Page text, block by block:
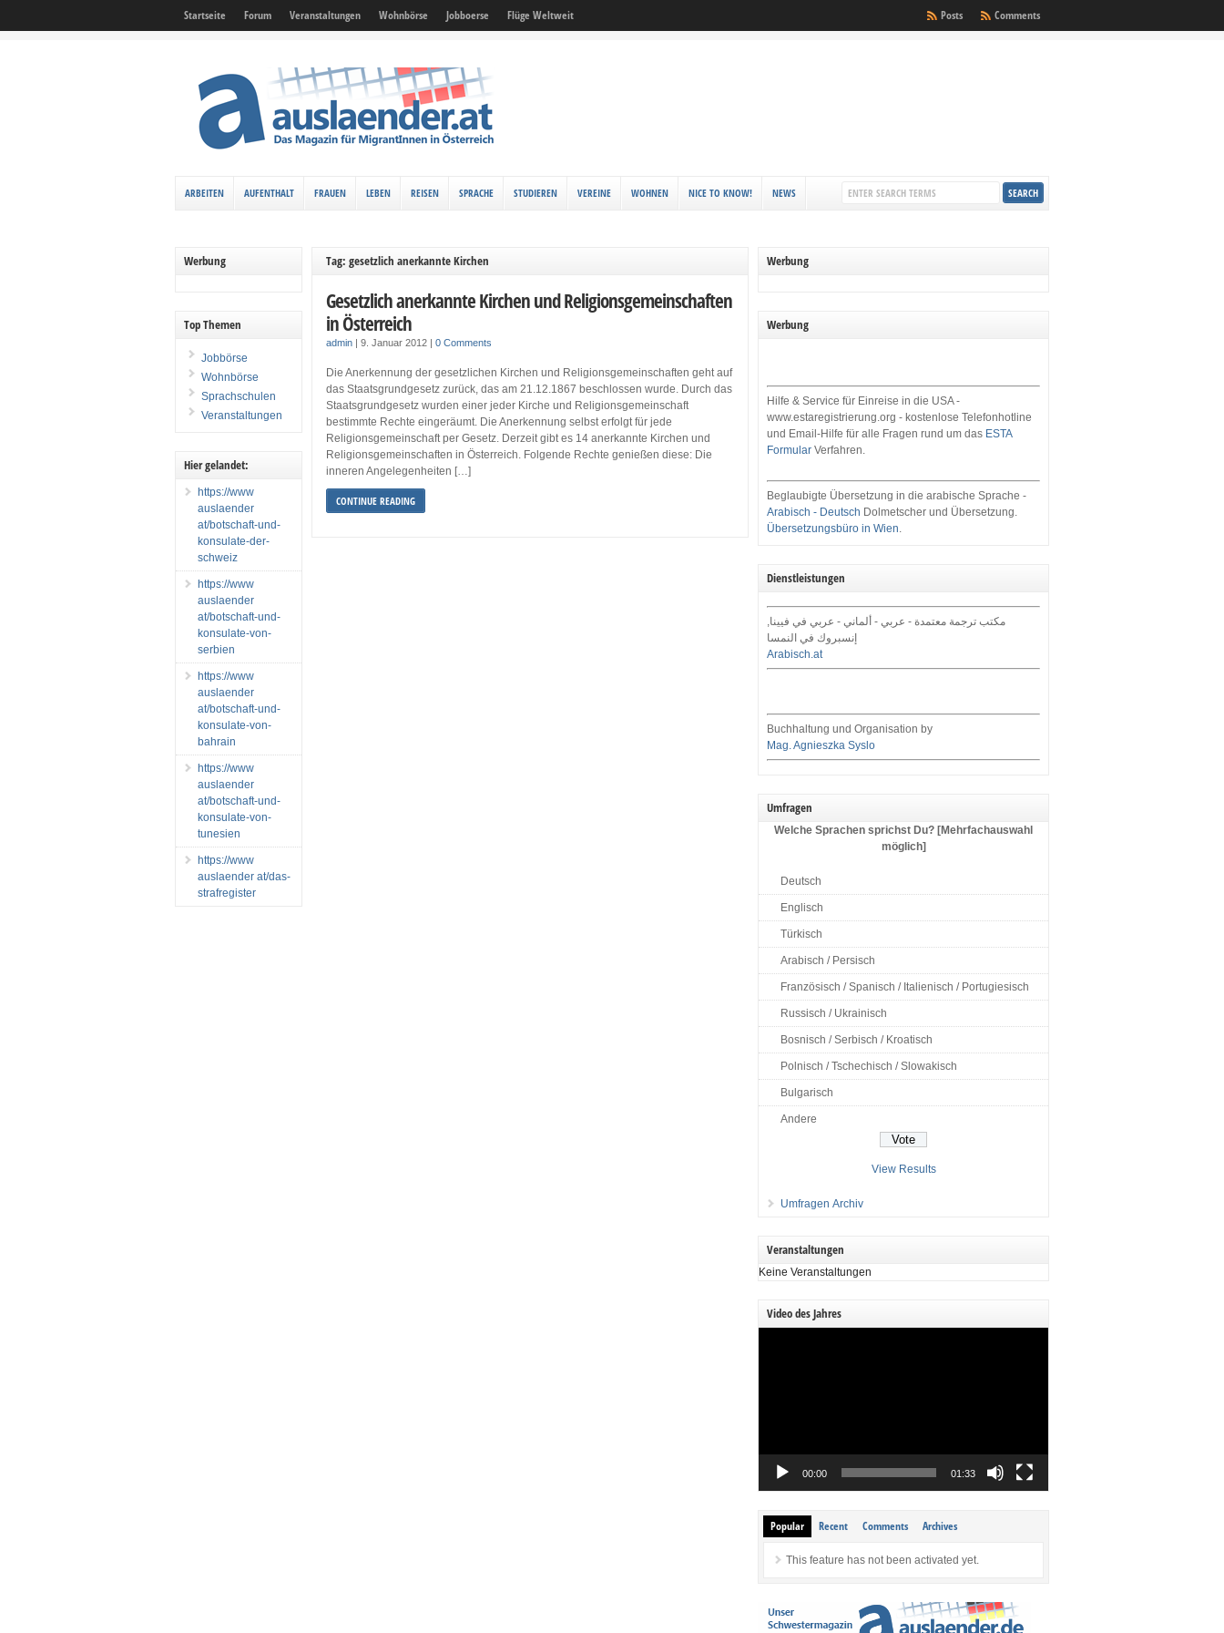
Startseite Forum Veranstaltungen Wohnbörse Jobboerse Flüge Weltweit Comments
Posts
ARBEITEN AUFENTHALT FRAUEN LEBEN REISEN SPRACHE STUDIEREN VEREINE WOHNEN NICE TO KNOW! NEWS
Tag: gesetzlich anerkannte Kirchen
Gesetzlich anerkannte Kirchen und Religionsgemeinschaften
in Österreich
admin |9. Januar 2012 |0 Comments
Die Anerkennung der gesetzlichen Kirchen und Religionsgemeinschaften geht auf
das Staatsgrundgesetz zurück, das am 21.12.1867 beschlossen wurde. Durch das
Staatsgrundgesetz wurden einer jeder Kirche und Religionsgemeinschaft
bestimmte Rechte eingeräumt. Die Anerkennung selbst erfolgt für jede
Religionsgemeinschaft per Gesetz. Derzeit gibt es 14 anerkannte Kirchen und
Religionsgemeinschaften in Österreich. Folgende Rechte genießen diese: Die
inneren Angelegenheiten […]
CONTINUE READING
Werbung
Top Themen
Jobbörse
Wohnbörse
Sprachschulen
Veranstaltungen
Hier gelandet:
https://www
auslaender
at/botschaft-und-
konsulate-der-
schweiz
https://www
auslaender
at/botschaft-und-
konsulate-von-
serbien
https://www
auslaender
at/botschaft-und-
konsulate-von-
bahrain
https://www
auslaender
at/botschaft-und-
konsulate-von-
tunesien
https://www
auslaender at/das-
strafregister
Werbung
Werbung
Hilfe & Service für Einreise in die USA -
www.estaregistrierung.org - kostenlose Telefonhotline
und Email-Hilfe für alle Fragen rund um das ESTA
Formular Verfahren.
Beglaubigte Übersetzung in die arabische Sprache -
Arabisch - Deutsch Dolmetscher und Übersetzung.
Übersetzungsbüro in Wien.
Dienstleistungen
مكتب ترجمة معتمدة - عربي - ألماني - عربي في فيينا,
إنسبروك في النمسا
Arabisch.at
Buchhaltung und Organisation by
Mag. Agnieszka Syslo
Umfragen
Welche Sprachen sprichst Du? [Mehrfachauswahl
möglich]
Deutsch
Englisch
Türkisch
Arabisch / Persisch
Französisch / Spanisch / Italienisch / Portugiesisch
Russisch / Ukrainisch
Bosnisch / Serbisch / Kroatisch
Polnisch / Tschechisch / Slowakisch
Bulgarisch
Andere
View Results
Umfragen Archiv
Veranstaltungen
Keine Veranstaltungen
Video des Jahres
00:00 01:33
Popular Recent Comments Archives
This feature has not been activated yet.